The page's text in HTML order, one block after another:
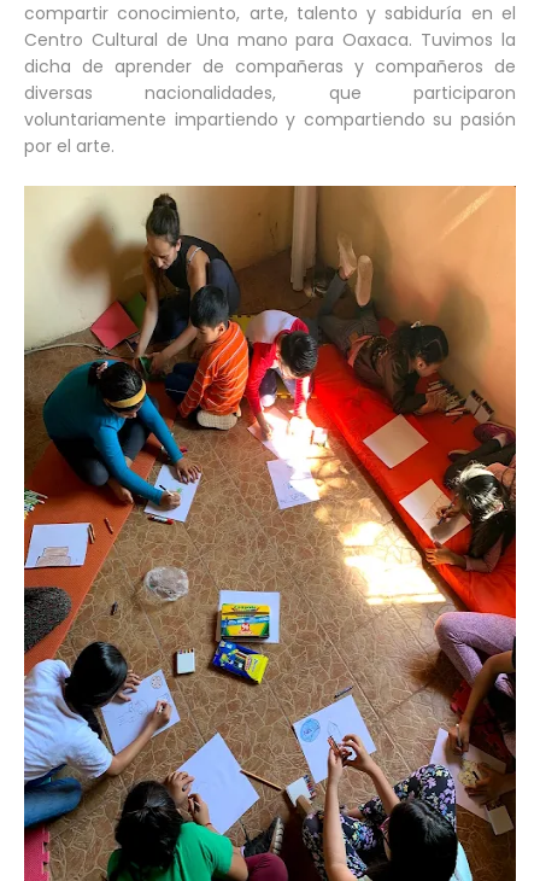
compartir conocimiento, arte, talento y sabiduría en el
Centro Cultural de Una mano para Oaxaca. Tuvimos la
dicha de aprender de compañeras y compañeros de
diversas nacionalidades, que participaron
voluntariamente impartiendo y compartiendo su pasión
por el arte.